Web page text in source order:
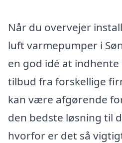
Når du overvejer
luft varmepumper i
en god idé at
tilbud fra forskellige
kan være afgørende
den bedste løsning til
hvorfor er det så